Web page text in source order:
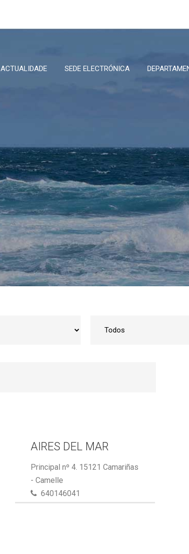
ACTUALIDADE SEDE ELECTRÓNICA
AIRES DEL MAR
Principal nº 4. 15121 Camariñas
- Camelle
640146041